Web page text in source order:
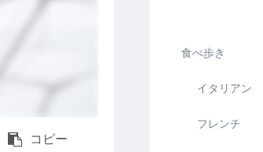
コピー
食べ歩き
イタリアン
フレンチ